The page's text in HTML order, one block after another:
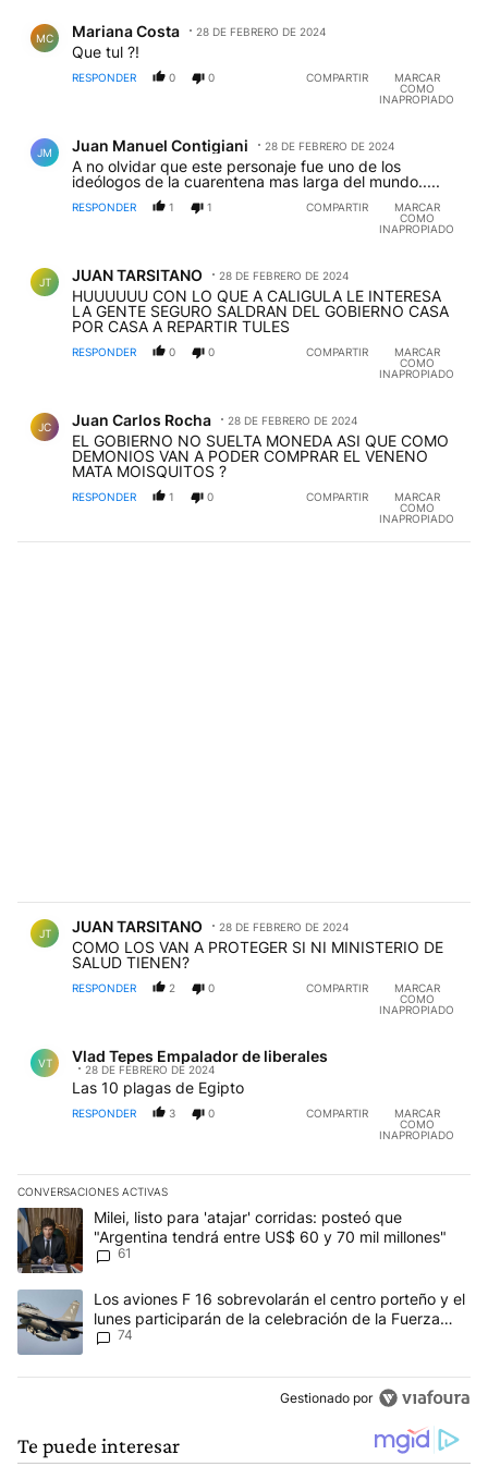
MC Mariana Costa 28 DE FEBRERO DE 2024
Que tul ?!
RESPONDER 0 0 COMPARTIR
MARCAR
COMO
INAPROPIADO
JM Juan Manuel Contigiani 28 DE FEBRERO DE 2024
A no olvidar que este personaje fue uno de los
ideólogos de la cuarentena mas larga del mundo.....
RESPONDER 1 1 COMPARTIR
MARCAR
COMO
INAPROPIADO
JT JUAN TARSITANO 28 DE FEBRERO DE 2024
HUUUUUU CON LO QUE A CALIGULA LE INTERESA
LA GENTE SEGURO SALDRAN DEL GOBIERNO CASA
POR CASA A REPARTIR TULES
RESPONDER 0 0 COMPARTIR
MARCAR
COMO
INAPROPIADO
JC Juan Carlos Rocha 28 DE FEBRERO DE 2024
EL GOBIERNO NO SUELTA MONEDA ASI QUE COMO
DEMONIOS VAN A PODER COMPRAR EL VENENO
MATA MOISQUITOS ?
RESPONDER 1 0 COMPARTIR
MARCAR
COMO
INAPROPIADO
JT JUAN TARSITANO 28 DE FEBRERO DE 2024
COMO LOS VAN A PROTEGER SI NI MINISTERIO DE
SALUD TIENEN?
RESPONDER 2 0 COMPARTIR
MARCAR
COMO
INAPROPIADO
VT Vlad Tepes Empalador de liberales
28 DE FEBRERO DE 2024
Las 10 plagas de Egipto
RESPONDER 3 0 COMPARTIR
MARCAR
COMO
INAPROPIADO
CONVERSACIONES ACTIVAS
Este listado muestra los artículos con más comentarios en los
Un artículo de tendencia con el título "Milei, listo para 'atajar'
Milei, listo para 'atajar' corridas: posteó que
"Argentina tendrá entre US$ 60 y 70 mil millones"
61
Un artículo de tendencia con el título "Los aviones F 16
Los aviones F 16 sobrevolarán el centro porteño y el
lunes participarán de la celebración de la Fuerza
Aérea
74
Gestionado por